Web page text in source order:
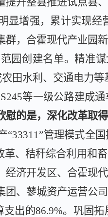
显增强，累计实现经
群，合霍现代产业园
园创建名单。精准谋
田水利、交通电力等
S245等一级公路建成
慰的是，深化改革取得
“33311”管理模式全
、秸秆综合利用和
经济开发区、 合霍现
、蓼城资产运营公司
支出的86.9%。 巩固拓